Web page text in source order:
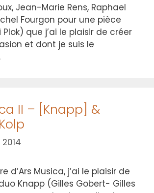
Jean-Marie Rens, Raphael
Fourgon pour une pièce
Plok) que j’ai le plaisir de créer
et dont je suis le
II – [Knapp] &
d’Ars Musica, j’ai le plaisir de
Knapp (Gilles Gobert- Gilles